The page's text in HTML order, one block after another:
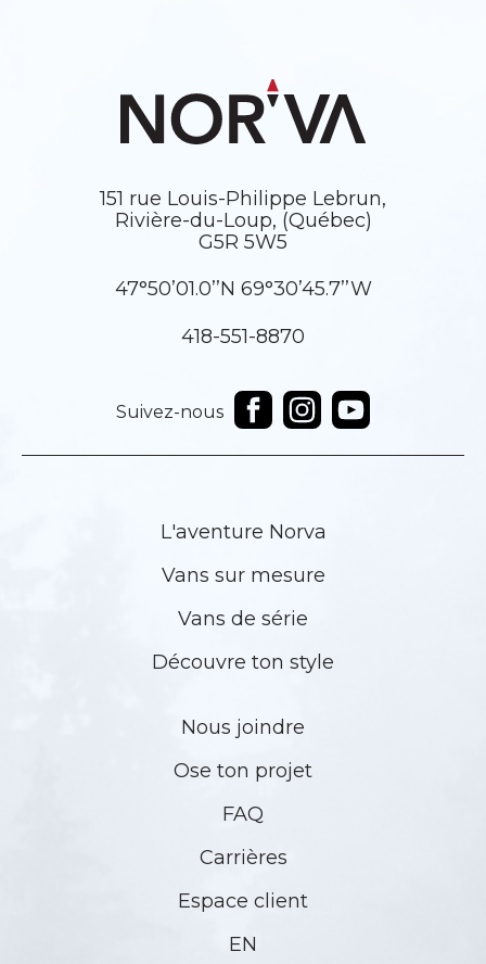
151 rue Louis-Philippe Lebrun,
Rivière-du-Loup, (Québec)
G5R 5W5
47°50’01.0’’N 69°30’45.7’’W
418-551-8870
Suivez-nous
L'aventure Norva
Vans sur mesure
Vans de série
Découvre ton style
Nous joindre
Ose ton projet
FAQ
Carrières
Espace client
EN